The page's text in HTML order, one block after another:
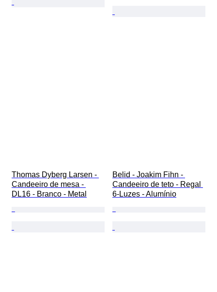
Thomas Dyberg Larsen -
Candeeiro de mesa -
DL16 - Branco - Metal
Belid - Joakim Fihn -
Candeeiro de teto - Regal
6-Luzes - Alumínio